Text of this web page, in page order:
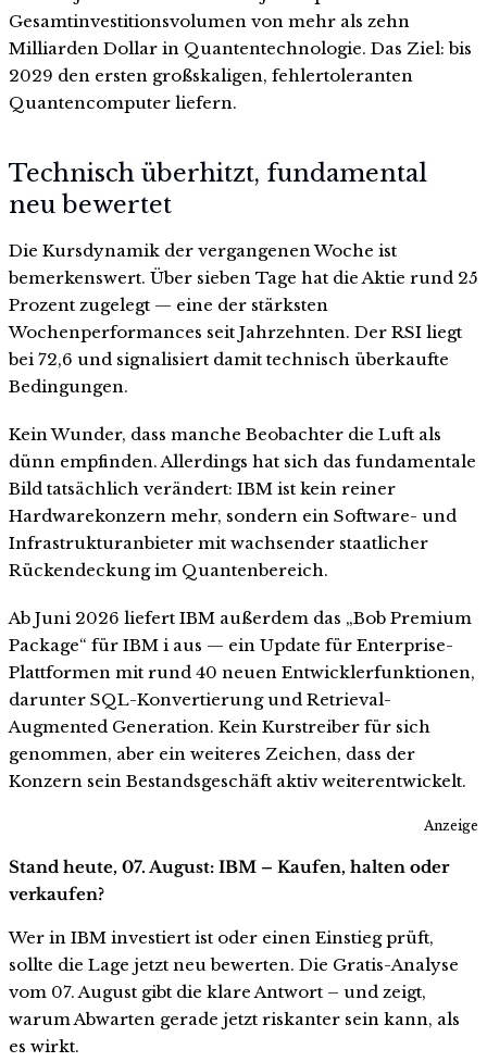
Gesamtinvestitionsvolumen von mehr als zehn
Milliarden Dollar in Quantentechnologie. Das Ziel: bis
2029 den ersten großskaligen, fehlertoleranten
Quantencomputer liefern.
Technisch überhitzt, fundamental
neu bewertet
Die Kursdynamik der vergangenen Woche ist
bemerkenswert. Über sieben Tage hat die Aktie rund 25
Prozent zugelegt — eine der stärksten
Wochenperformances seit Jahrzehnten. Der RSI liegt
bei 72,6 und signalisiert damit technisch überkaufte
Bedingungen.
Kein Wunder, dass manche Beobachter die Luft als
dünn empfinden. Allerdings hat sich das fundamentale
Bild tatsächlich verändert: IBM ist kein reiner
Hardwarekonzern mehr, sondern ein Software- und
Infrastrukturanbieter mit wachsender staatlicher
Rückendeckung im Quantenbereich.
Ab Juni 2026 liefert IBM außerdem das „Bob Premium
Package“ für IBM i aus — ein Update für Enterprise-
Plattformen mit rund 40 neuen Entwicklerfunktionen,
darunter SQL-Konvertierung und Retrieval-
Augmented Generation. Kein Kurstreiber für sich
genommen, aber ein weiteres Zeichen, dass der
Konzern sein Bestandsgeschäft aktiv weiterentwickelt.
Anzeige
Stand heute, 07. August: IBM – Kaufen, halten oder
verkaufen?
Wer in IBM investiert ist oder einen Einstieg prüft,
sollte die Lage jetzt neu bewerten. Die Gratis-Analyse
vom 07. August gibt die klare Antwort – und zeigt,
warum Abwarten gerade jetzt riskanter sein kann, als
es wirkt.